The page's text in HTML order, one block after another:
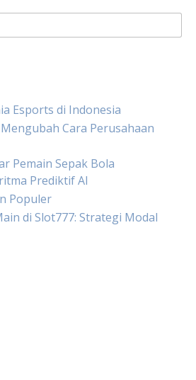
Esports di Indonesia
Cara Perusahaan
Pemain Sepak Bola
Prediktif AI
Populer
di Slot777: Strategi Modal